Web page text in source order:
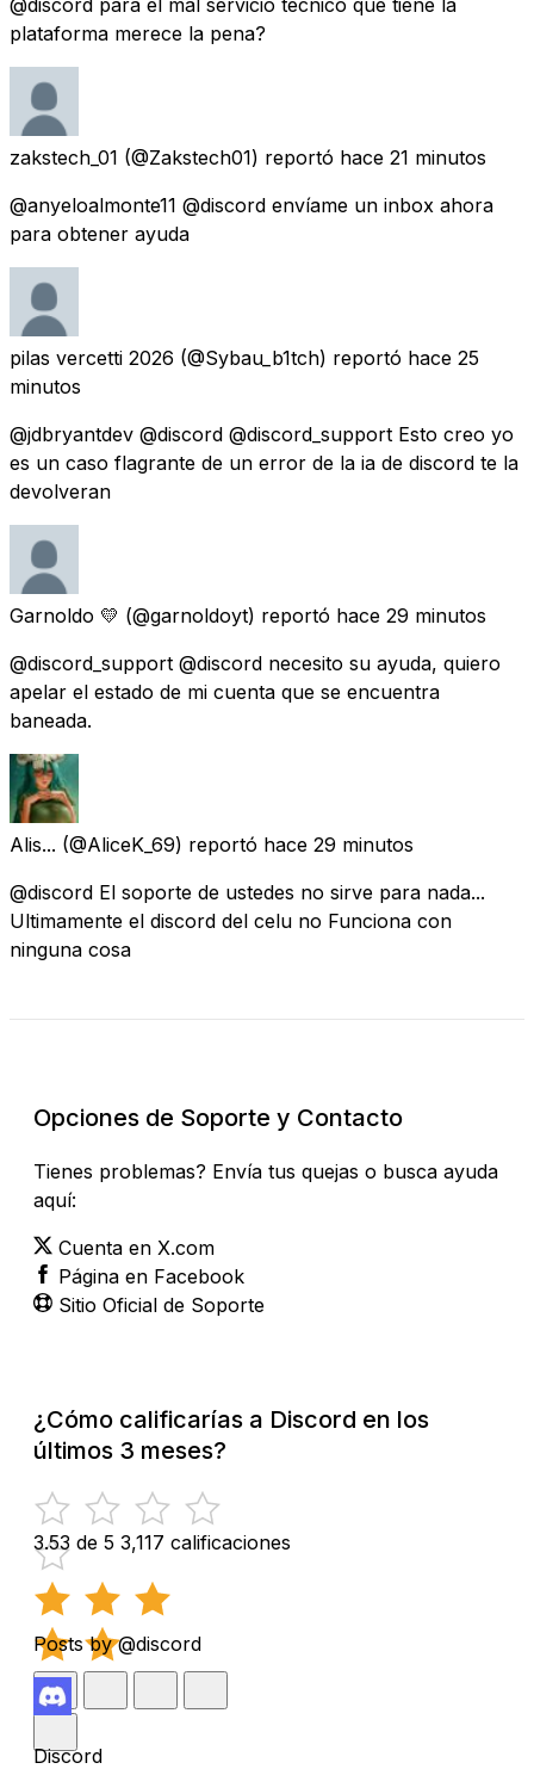
plataforma merece la pena?
zakstech_01 (@Zakstech01) reportó hace 21 minutos
@anyeloalmonte11 @discord envíame un inbox ahora
para obtener ayuda
pilas vercetti 2026 (@Sybau_b1tch) reportó hace 25
minutos
@jdbryantdev @discord @discord_support Esto creo yo
es un caso flagrante de un error de la ia de discord te la
devolveran
Garnoldo 💛 (@garnoldoyt) reportó hace 29 minutos
@discord_support @discord necesito su ayuda, quiero
apelar el estado de mi cuenta que se encuentra
baneada.
Alis... (@AliceK_69) reportó hace 29 minutos
@discord El soporte de ustedes no sirve para nada...
Ultimamente el discord del celu no Funciona con
ninguna cosa
Opciones de Soporte y Contacto
Tienes problemas? Envía tus quejas o busca ayuda
aquí:
Cuenta en X.com
Página en Facebook
Sitio Oficial de Soporte
¿Cómo calificarías a Discord en los
últimos 3 meses?
3.53 de 5 3,117 calificaciones
Posts by @discord
Discord